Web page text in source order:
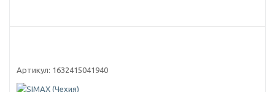
Артикул: 1632415041940